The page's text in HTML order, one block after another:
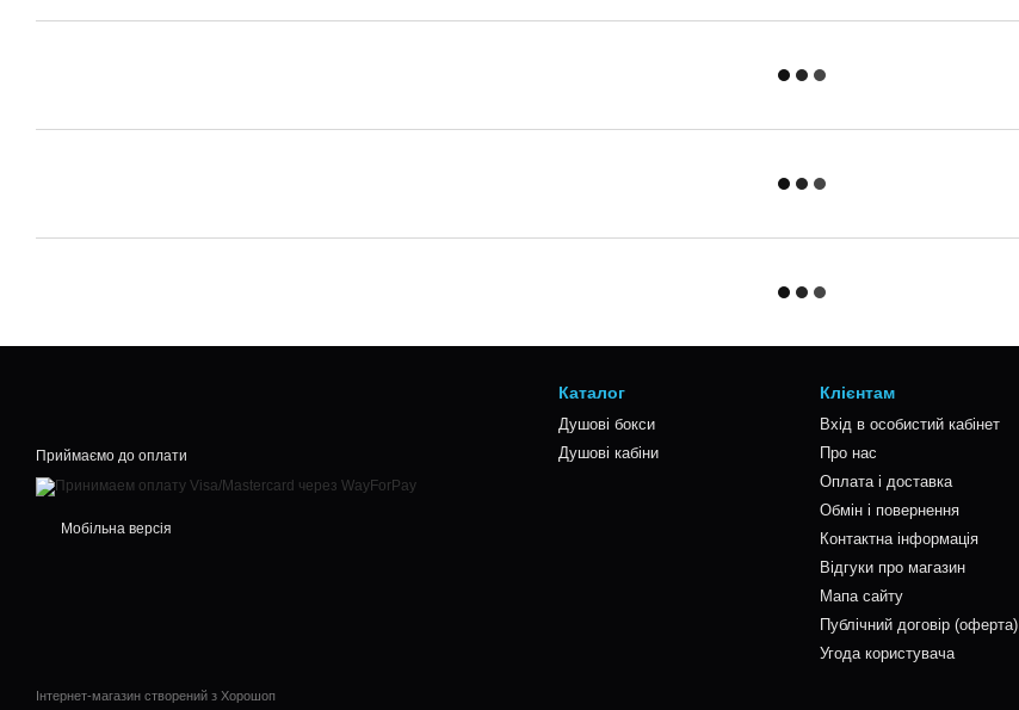
Приймаємо до оплати
Мобільна версія
Інтернет-магазин створений з Хорошоп
Каталог
Душові бокси
Душові кабіни
Клієнтам
Вхід в особистий кабінет
Про нас
Оплата і доставка
Обмін і повернення
Контактна інформація
Відгуки про магазин
Мапа сайту
Публічний договір (оферта)
Угода користувача